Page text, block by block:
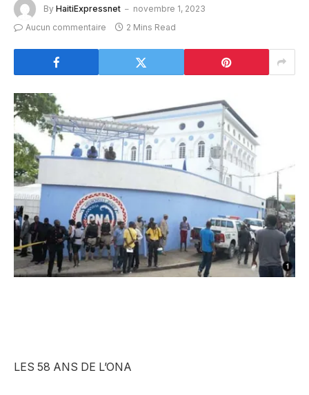
By HaitiExpressnet
novembre 1, 2023
Aucun commentaire
2 Mins Read
LES 58 ANS DE L’ONA